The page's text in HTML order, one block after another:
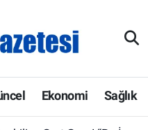
Ekonomi Sağlık
Fikstür